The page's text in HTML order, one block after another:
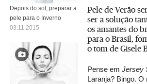
Pele de Verão
ser a solução
os amantes do
para o Brasil,
o tom de Gisele
Pense em Jersey
Laranja? Bingo.
Depois do sol, preparar a
pele para o Inverno
03.11.2015